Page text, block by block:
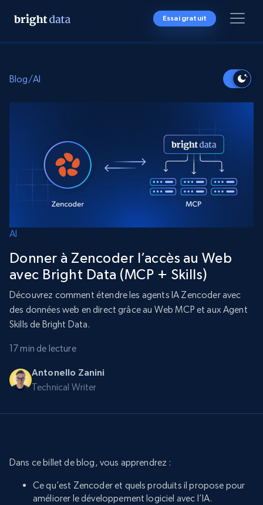
Essai gratuit
Blog/AI
AI
Donner à Zencoder l’accès au Web
avec Bright Data (MCP + Skills)
Découvrez comment étendre les agents IA Zencoder avec
des données web en direct grâce au Web MCP et aux Agent
Skills de Bright Data.
17 min de lecture
Antonello Zanini
Technical Writer
Dans ce billet de blog, vous apprendrez :
Ce qu’est Zencoder et quels produits il propose pour
améliorer le développement logiciel avec l’IA.